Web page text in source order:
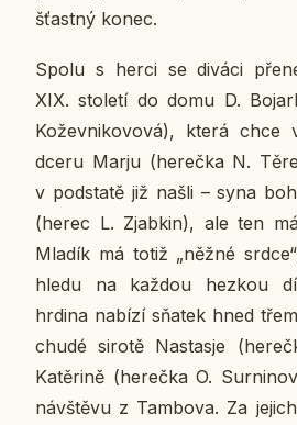
šťast­ný konec.
Spolu s herci se diváci
XIX. sto­le­tí do domu D.
Ko­žev­ni­ko­vo­vá), která chce
dceru Marju (he­reč­ka N.
v pod­sta­tě již našli – syna
(herec L. Zjabkin), ale ten
Mladík má totiž „něžné
hle­du na každou hezkou
hrdina nabízí sňatek hned
chudé sirotě Na­stasje
Ka­těri­ně (he­reč­ka O.
ná­vště­vu z Tam­bo­va. Za